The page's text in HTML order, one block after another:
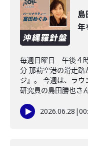
島
年
毎週日曜日 午後４
分 那覇空港の滑走路
ジ』。 今週は、ラ
研究員の島田勝也さ
2026.06.28 |